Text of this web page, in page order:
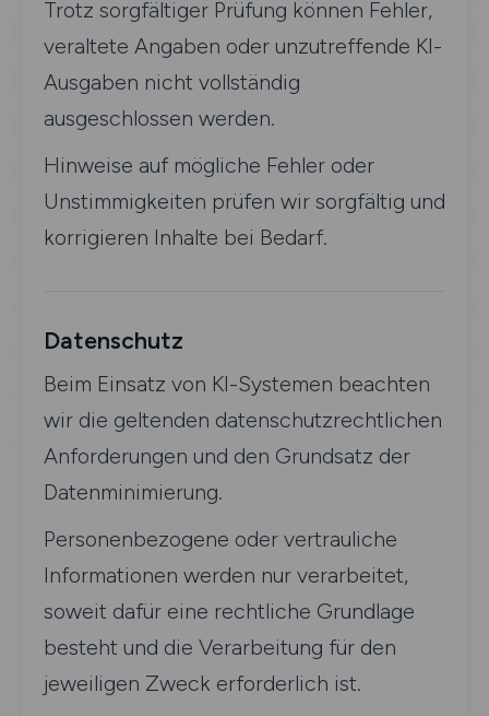
Trotz sorgfältiger Prüfung können Fehler,
veraltete Angaben oder unzutreffende KI-
Ausgaben nicht vollständig
ausgeschlossen werden.
Hinweise auf mögliche Fehler oder
Unstimmigkeiten prüfen wir sorgfältig und
korrigieren Inhalte bei Bedarf.
Datenschutz
Beim Einsatz von KI-Systemen beachten
wir die geltenden datenschutzrechtlichen
Anforderungen und den Grundsatz der
Datenminimierung.
Personenbezogene oder vertrauliche
Informationen werden nur verarbeitet,
soweit dafür eine rechtliche Grundlage
besteht und die Verarbeitung für den
jeweiligen Zweck erforderlich ist.